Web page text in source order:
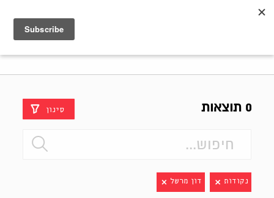
0 תוצאות סינון
נקודות דון מרשל